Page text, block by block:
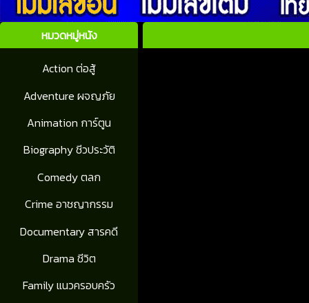
หมวดหมู่หนัง
Action ต่อสู้
Adventure ผจญภัย
Animation การ์ตูน
Biography ชีวประวัติ
Comedy ตลก
Crime อาชญากรรม
Documentary สารคดี
Drama ชีวิต
Family แนวครอบครัว